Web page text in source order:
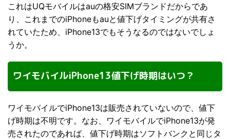
これはUQモバイルはauの格安SIMブランドだからであ
り、これまでのiPhoneもauと値下げタイミングが共有さ
れていたため、iPhone13でもそうなるのではないでしょ
うか。
ワイモバイルiPhone13値下げ時期はいつ？
ワイモバイルでiPhone13は販売されていないので、値下
げ時期は不明です。なお、ワイモバイルでiPhone13が発
売されたのであれば、値下げ時期はソフトバンクと同じタ